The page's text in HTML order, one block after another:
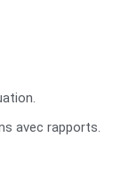
avec rapports.